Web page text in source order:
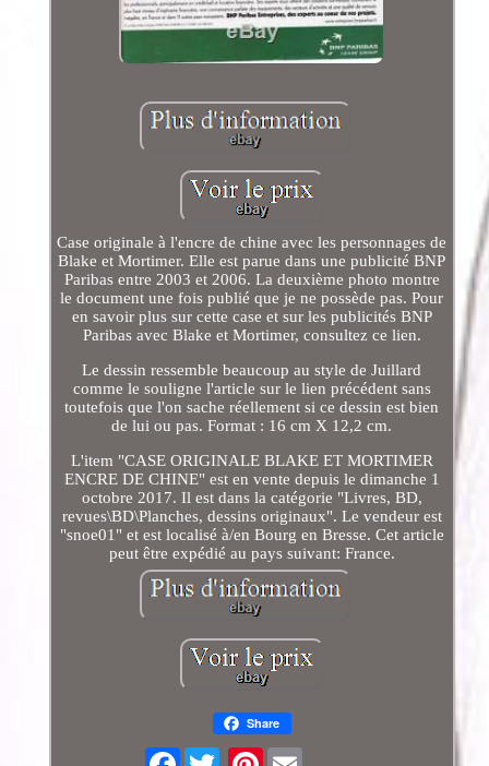
Case originale à l'encre de chine avec les personnages de
Blake et Mortimer. Elle est parue dans une publicité BNP
Paribas entre 2003 et 2006. La deuxième photo montre
le document une fois publié que je ne possède pas. Pour
en savoir plus sur cette case et sur les publicités BNP
Paribas avec Blake et Mortimer, consultez ce lien.
Le dessin ressemble beaucoup au style de Juillard
comme le souligne l'article sur le lien précédent sans
toutefois que l'on sache réellement si ce dessin est bien
de lui ou pas. Format : 16 cm X 12,2 cm.
L'item "CASE ORIGINALE BLAKE ET MORTIMER
ENCRE DE CHINE" est en vente depuis le dimanche 1
octobre 2017. Il est dans la catégorie "Livres, BD,
revues\BD\Planches, dessins originaux". Le vendeur est
"snoe01" et est localisé à/en Bourg en Bresse. Cet article
peut être expédié au pays suivant: France.
Share
Facebook Pinterest